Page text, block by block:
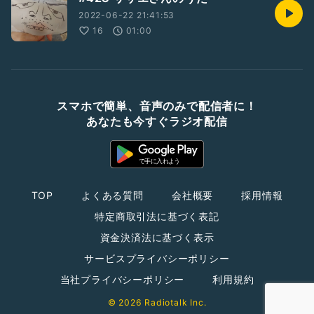
2022-06-22 21:41:53
16
01:00
スマホで簡単、音声のみで配信者に！
あなたも今すぐラジオ配信
TOP よくある質問 会社概要
採用情報
特定商取引法に基づく表記
資金決済法に基づく表示
サービスプライバシーポリシー
当社プライバシーポリシー
利用規約
© 2026 Radiotalk Inc.